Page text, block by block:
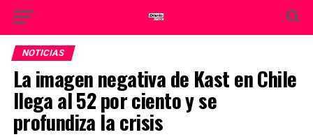
NOTICIAS
La imagen negativa de Kast en Chile
llega al 52 por ciento y se
profundiza la crisis